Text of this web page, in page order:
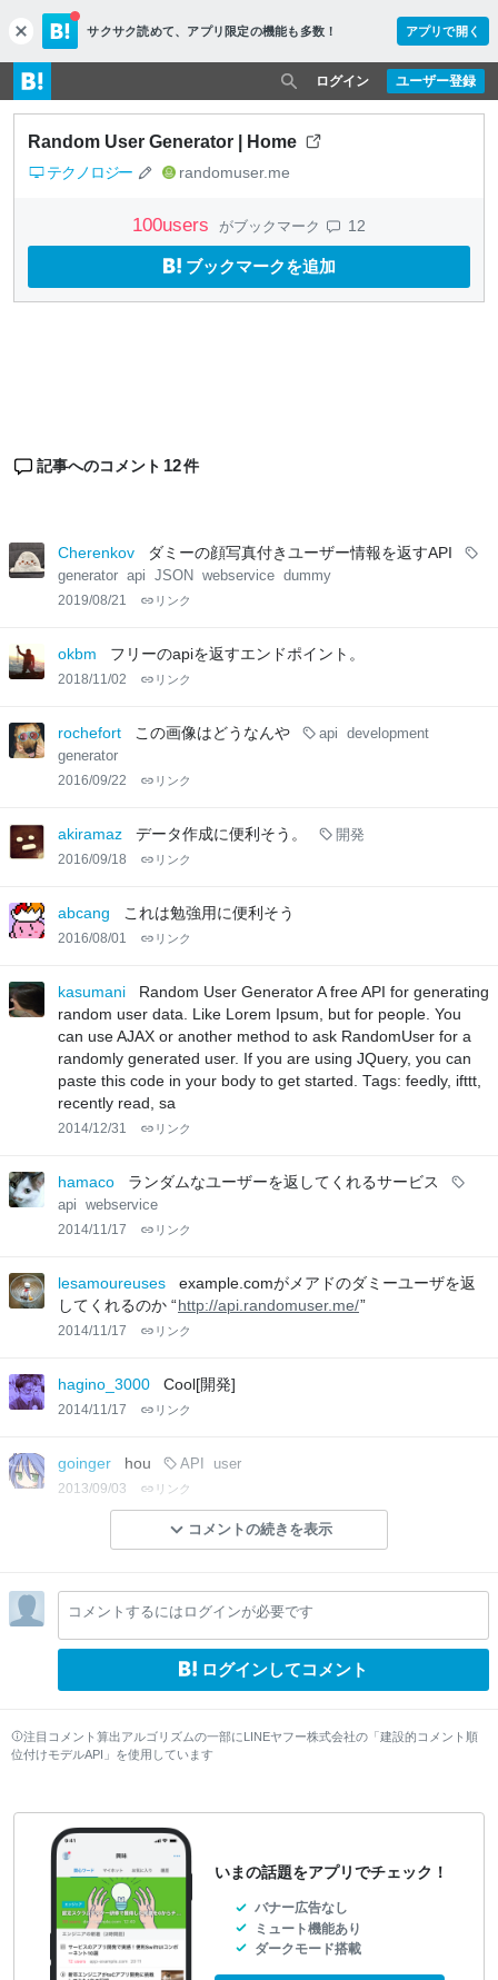
c
l
o
s
e
サクサク読めて、 アプリ限定の機能も多数！ アプリで開く
ユーザー登録
ログイン
Random User Generator | Home
テクノロジー randomuser.me
100users がブックマーク 12
ブックマークを追加
記事へのコメント 12件
Cherenkov ダミーの顔写真付きユーザー情報を返すAPI
generator api JSON webservice dummy
2019/08/21 リンク
okbm フリーのapiを返すエンドポイント。
2018/11/02 リンク
rochefort この画像はどうなんや api
development
generator
2016/09/22 リンク
akiramaz データ作成に便利そう。 開発
2016/09/18 リンク
abcang これは勉強用に便利そう
2016/08/01 リンク
kasumani
Random User Generator A free API for generating
random user data. Like Lorem Ipsum, but for people. You
can use AJAX or another method to ask RandomUser for a
randomly generated user. If you are using JQuery, you can
paste this code in your body to get started. Tags: feedly, ifttt,
recently read, sa
2014/12/31 リンク
hamaco ランダムなユーザーを返してくれるサービス
api webservice
2014/11/17 リンク
lesamoureuses
example.comがメアドのダミーユーザを返
してくれるのか “ http://api.randomuser.me/”
2014/11/17 リンク
hagino_3000 Cool[開発]
2014/11/17 リンク
goinger hou API user
2013/09/03 リンク
コメントの続きを表示
コメントするにはログインが必要です
ログインしてコメント
注目コメント算出アルゴリズムの一部にLINEヤフー株式会社の「建設的コメント順
位付けモデルAPI」を使用しています
いまの話題をアプリでチェック！
バナー広告なし
ミュート機能あり
ダークモード搭載